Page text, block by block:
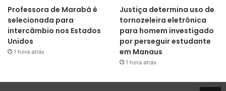
Professora de Marabá é
selecionada para
intercâmbio nos Estados
Unidos
1 hora atrás
Justiça determina uso de
tornozeleira eletrônica
para homem investigado
por perseguir estudante
em Manaus
1 hora atrás